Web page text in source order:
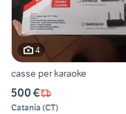
4
casse per karaoke
500 €
Catania (CT)